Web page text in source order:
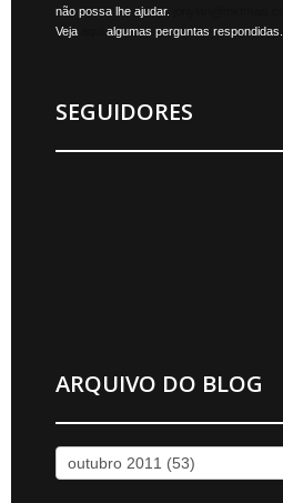
não possa lhe ajudar.
Veja
algumas perguntas respondidas.
SEGUIDORES
ARQUIVO DO BLOG